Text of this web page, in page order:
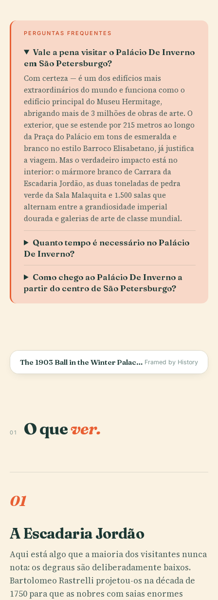
PERGUNTAS FREQUENTES
Vale a pena visitar o Palácio De Inverno
em São Petersburgo?
Com certeza — é um dos edifícios mais
extraordinários do mundo e funciona como o
edifício principal do Museu Hermitage,
abrigando mais de 3 milhões de obras de arte. O
exterior, que se estende por 215 metros ao longo
da Praça do Palácio em tons de esmeralda e
branco no estilo Barroco Elisabetano, já justifica
a viagem. Mas o verdadeiro impacto está no
interior: o mármore branco de Carrara da
Escadaria Jordão, as duas toneladas de pedra
verde da Sala Malaquita e 1.500 salas que
alternam entre a grandiosidade imperial
dourada e galerias de arte de classe mundial.
Quanto tempo é necessário no Palácio
De Inverno?
Como chego ao Palácio De Inverno a
partir do centro de São Petersburgo?
The 1903 Ball in the Winter Palace: The Last Party of a Dying World Framed by History
01 O quever.
01
A Escadaria Jordão
Aqui está algo que a maioria dos visitantes nunca
nota: os degraus são deliberadamente baixos.
Bartolomeo Rastrelli projetou-os na década de
1750 para que as nobres com saias enormes